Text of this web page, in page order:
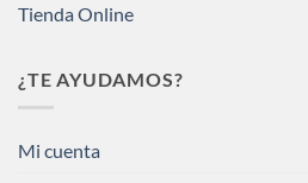
Tienda Online
¿TE AYUDAMOS?
Mi cuenta